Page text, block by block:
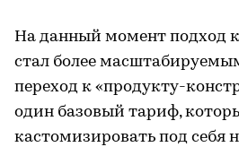
На данный момент подход
стал более
переход к «продукту-
один базовый тариф,
кастомизировать под себя